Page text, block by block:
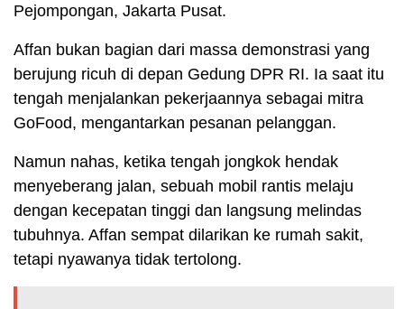
Pejompongan, Jakarta Pusat.
Affan bukan bagian dari massa demonstrasi yang
berujung ricuh di depan Gedung DPR RI. Ia saat itu
tengah menjalankan pekerjaannya sebagai mitra
GoFood, mengantarkan pesanan pelanggan.
Namun nahas, ketika tengah jongkok hendak
menyeberang jalan, sebuah mobil rantis melaju
dengan kecepatan tinggi dan langsung melindas
tubuhnya. Affan sempat dilarikan ke rumah sakit,
tetapi nyawanya tidak tertolong.